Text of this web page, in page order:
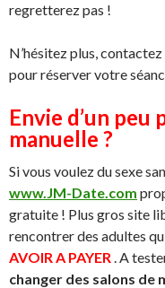
regretterez pas !
N’hésitez plus,
pour réserver votre
Envie d’un peu
manuelle ?
Si vous voulez du sexe
www.JM-Date.com
gratuite ! Plus gros site
rencontrer des adultes
AVOIR A PAYER. A
changer des salons de